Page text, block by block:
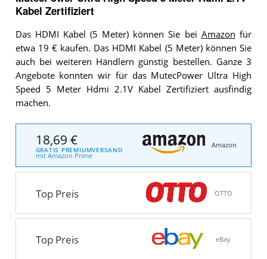
Kabel Zertifiziert
Das HDMI Kabel (5 Meter) können Sie bei Amazon für
etwa 19 € kaufen. Das HDMI Kabel (5 Meter) können Sie
auch bei weiteren Händlern günstig bestellen. Ganze 3
Angebote konnten wir für das MutecPower Ultra High
Speed 5 Meter Hdmi 2.1V Kabel Zertifiziert ausfindig
machen.
18,69 €
GRATIS PREMIUMVERSAND
mit Amazon Prime
Amazon
Top Preis OTTO
Top Preis eBay